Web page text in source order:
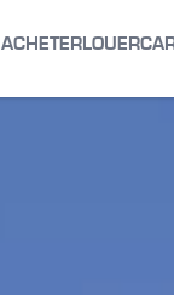
ACHETERLOUER